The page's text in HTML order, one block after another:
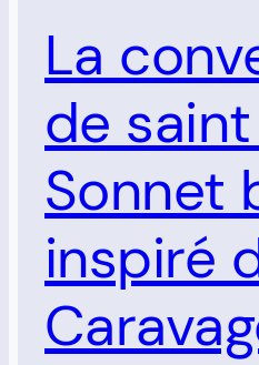
La
de
Sonnet
inspiré